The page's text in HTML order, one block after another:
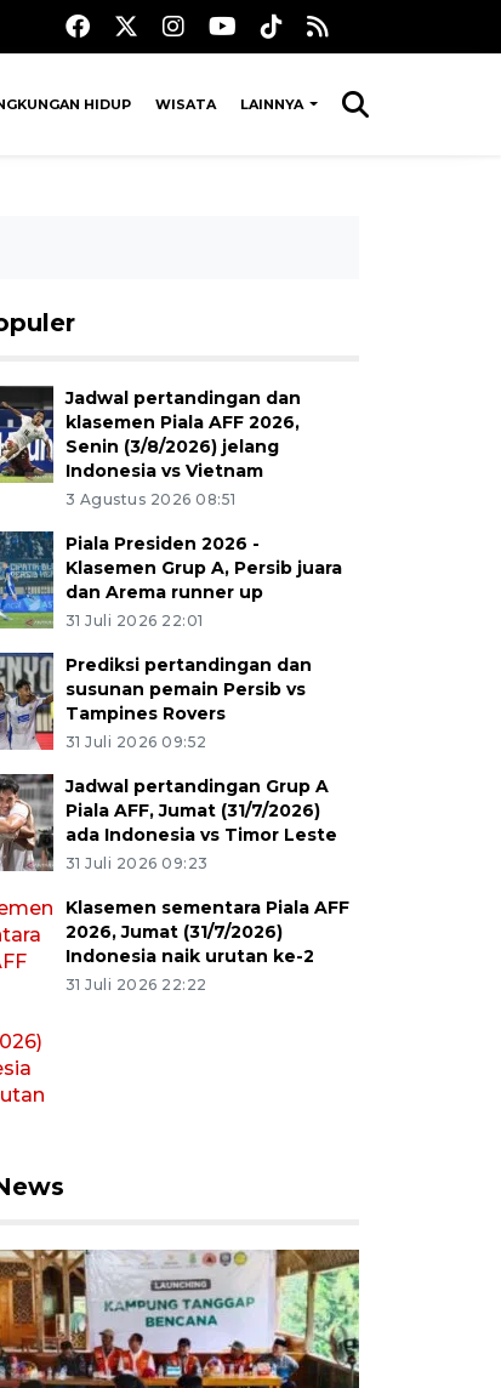
HIDUP WISATA LAINNYA
Jadwal pertandingan dan
klasemen Piala AFF 2026,
Senin (3/8/2026) jelang
Indonesia vs Vietnam
3 Agustus 2026 08:51
Piala Presiden 2026 -
Klasemen Grup A, Persib juara
dan Arema runner up
31 Juli 2026 22:01
Prediksi pertandingan dan
susunan pemain Persib vs
Tampines Rovers
31 Juli 2026 09:52
Jadwal pertandingan Grup A
Piala AFF, Jumat (31/7/2026)
ada Indonesia vs Timor Leste
31 Juli 2026 09:23
Klasemen sementara Piala AFF
2026, Jumat (31/7/2026)
Indonesia naik urutan ke-2
31 Juli 2026 22:22